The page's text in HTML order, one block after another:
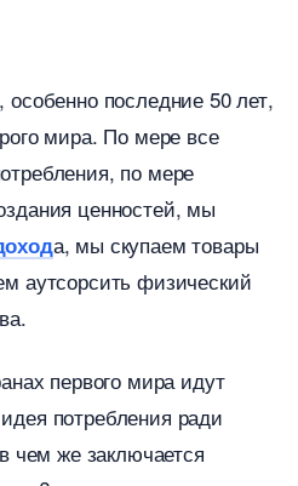
последние 50 лет,
мира. По мере все
по мере
ценностей, мы
а, мы скупаем товары
аутсорсить физический
первого мира идут
потребления ради
чем же заключается